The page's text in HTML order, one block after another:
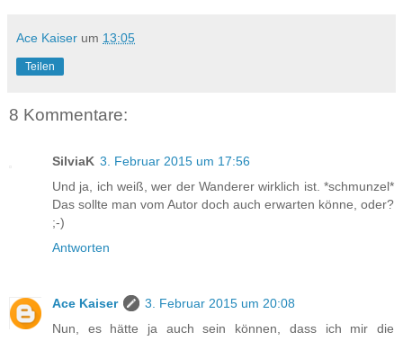
Ace Kaiser um 13:05
Teilen
8 Kommentare:
SilviaK 3. Februar 2015 um 17:56
Und ja, ich weiß, wer der Wanderer wirklich ist. *schmunzel*
Das sollte man vom Autor doch auch erwarten könne, oder?
;-)
Antworten
Ace Kaiser
3. Februar 2015 um 20:08
Nun, es hätte ja auch sein können, dass ich mir die